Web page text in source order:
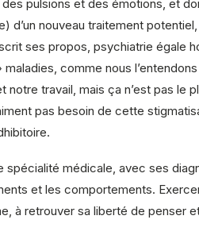
pulsions et des émotions, et
d’un nouveau traitement
ses propos, psychiatrie
comme nous
notre travail, mais ça n’est pas
pas besoin de cette
spécialité médicale, avec ses
et les comportements.
à retrouver sa liberté de penser